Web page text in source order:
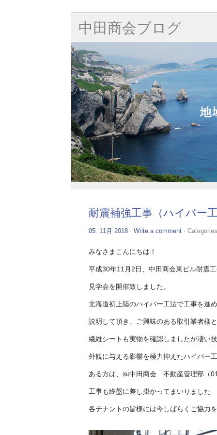
中田商会ブログ
耐震補強工事（ハイパー
05. 11月 2018 · Write a comment ·
みなさまこんにちは！
平成30年11月2日、中田商会東ビル耐震
見学会を開催致しました。
北海道初上陸のハイパー工法で工事を進
説明して頂き、ご興味のある取引業者様
繊維シートも実物を確認しましたが凄い
外観に与える影響を極力抑えたハイパー
ある方は、㈱中田商会 不動産管理部（
工事も終盤に差し掛かってまいりました
各テナントの皆様には今しばらくご協力